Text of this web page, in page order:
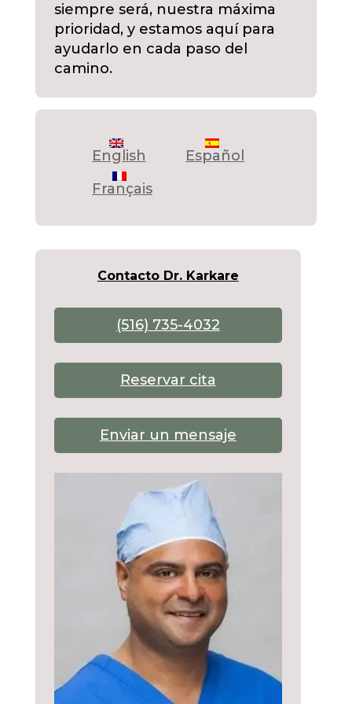
siempre será, nuestra máxima
prioridad, y estamos aquí para
ayudarlo en cada paso del
camino.
English
Español
Français
Contacto Dr. Karkare
(516) 735-4032
Reservar cita
Enviar un mensaje